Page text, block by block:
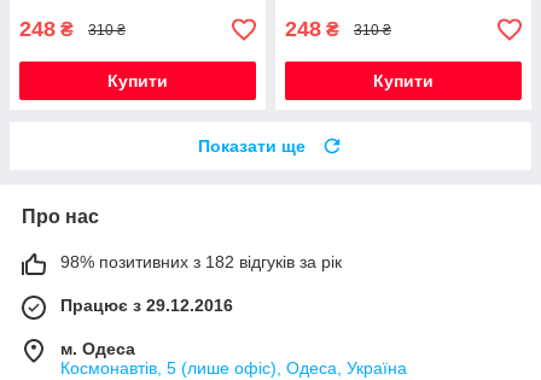
248 ₴ 310 ₴
Купити
248 ₴ 310 ₴
Купити
Показати ще
Про нас
98% позитивних з 182 відгуків за рік
Працює з 29.12.2016
м. Одеса
Космонавтів, 5 (лише офіс), Одеса, Україна